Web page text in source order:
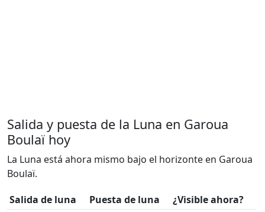
Salida y puesta de la Luna en Garoua
Boulaï hoy
La Luna está ahora mismo bajo el horizonte en Garoua
Boulaï.
Salida de luna
Puesta de luna
¿Visible ahora?